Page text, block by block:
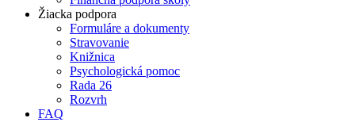
Žiacka podpora
Formuláre a dokumenty
Stravovanie
Knižnica
Psychologická pomoc
Rada 26
Rozvrh
FAQ